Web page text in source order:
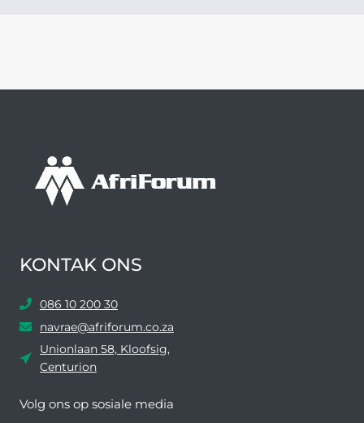
KONTAK ONS
086 10 200 30
navrae@afriforum.co.za
Unionlaan 58, Kloofsig,
Centurion
Volg ons ​​op sosiale media